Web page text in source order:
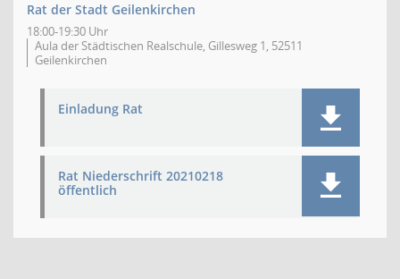
Rat der Stadt Geilenkirchen
18:00-19:30 Uhr
Aula der Städtischen Realschule, Gillesweg 1, 52511
Geilenkirchen
Einladung Rat
Rat Niederschrift 20210218
öffentlich